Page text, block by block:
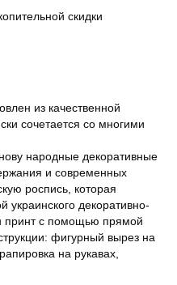
скидки
из качественной
сочетается со многими
народные декоративные
и современных
роспись, которая
декоративно-
принт с помощью прямой
фигурный вырез на
на рукавах,